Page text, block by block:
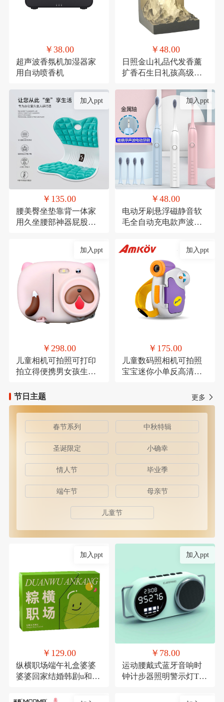
￥38.00
超声波香氛机加湿器家
用自动喷香机
￥48.00
日照金山礼品代发香薰
扩香石生日礼孩高级感
加入ppt
￥135.00
腰美臀坐垫靠背一体家
用久坐腰部神器屁股垫
加入ppt
￥48.00
电动牙刷悬浮磁静音软
毛全自动充电款声波式
加入ppt
￥298.00
儿童相机可拍照可打印
拍立得便携男女孩生日
加入ppt
￥175.00
儿童数码照相机可拍照
宝宝迷你小单反高清卡
节日主题
更多
春节系列 中秋特辑
圣诞限定 小确幸
情人节 毕业季
端午节 母亲节
儿童节
加入ppt
￥129.00
纵横职场端午礼盒婆婆
婆婆回家结婚韩剧u和规
加入ppt
￥78.00
运动腰戴式蓝牙音响时
钟计步器照明警示灯TF